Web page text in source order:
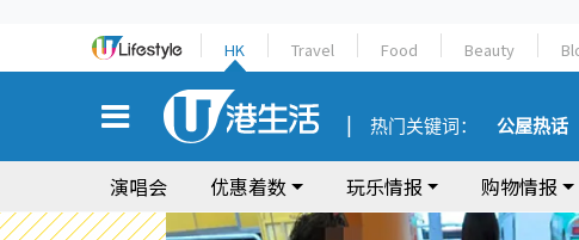
HK Travel Food Beauty
热门关键词： 公屋热话
演唱会 优惠着数 玩乐情报 购物情报